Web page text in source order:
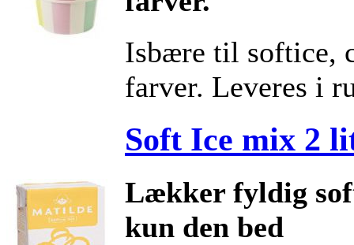
Isbære til softice,
farver. Leveres i
Soft Ice mix 2
Lækker fyldig
kun den bed